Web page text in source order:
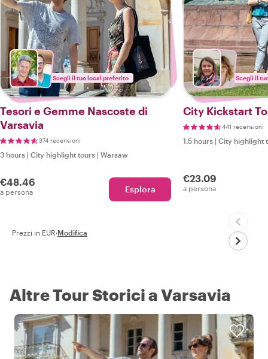
Scegli il tuo local preferito
Tesori e Gemme Nascoste di
Varsavia
374 recensioni
3 hours | City highlight tours | Warsaw
€48.46
a persona Esplora
Scegli il
City Kickstart
441 recensioni
1.5 hours | City highlight
€23.09
a persona
Prezzi in EUR·Modifica
Altre Tour Storici a Varsavia